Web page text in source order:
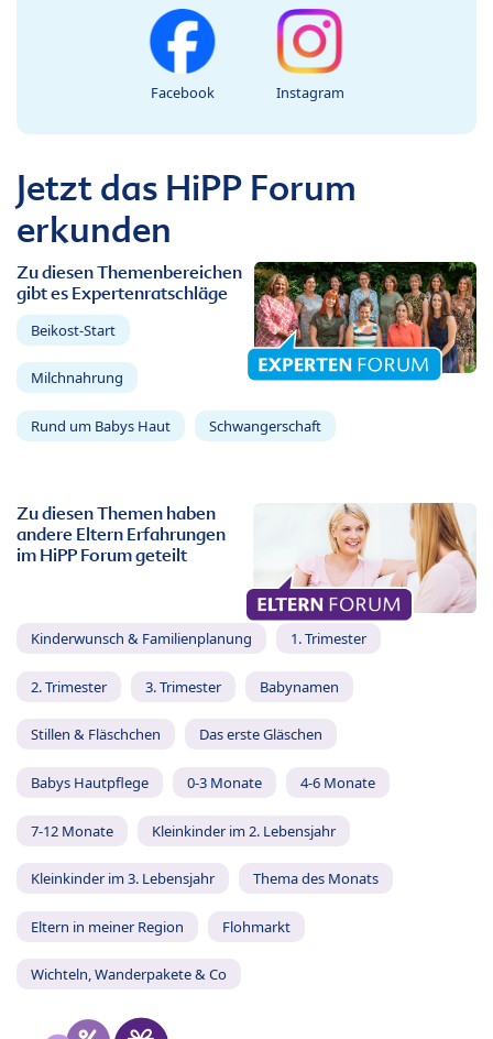
Facebook Instagram
Jetzt das HiPP Forum
erkunden
Zu diesen Themenbereichen
gibt es Expertenratschläge
Beikost-Start
Milchnahrung
Rund um Babys Haut Schwangerschaft
Zu diesen Themen haben
andere Eltern Erfahrungen
im HiPP Forum geteilt
Kinderwunsch & Familienplanung 1. Trimester
2. Trimester 3. Trimester Babynamen
Stillen & Fläschchen Das erste Gläschen
Babys Hautpflege 0-3 Monate 4-6 Monate
7-12 Monate Kleinkinder im 2. Lebensjahr
Kleinkinder im 3. Lebensjahr Thema des Monats
Eltern in meiner Region Flohmarkt
Wichteln, Wanderpakete & Co